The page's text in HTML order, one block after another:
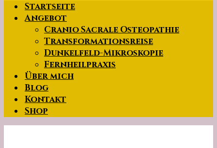
Startseite
Angebot
Cranio Sacrale Osteopathie
Transformationsreise
Dunkelfeld-Mikroskopie
Fernheilpraxis
Über mich
Blog
Kontakt
Shop